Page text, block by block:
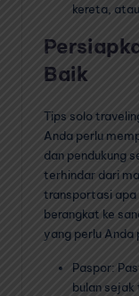
kereta,
Baik
Tips solo
Anda perlu
dan pendukung
terhindar dari
transportasi apa
berangkat ke
yang perlu Anda
Paspor:
bulan sejak